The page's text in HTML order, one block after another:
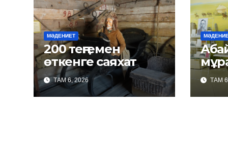
МӘДЕНИЕТ
200 теңгемен
өткенге саяхат
ТАМ 6, 2026 ТАМ